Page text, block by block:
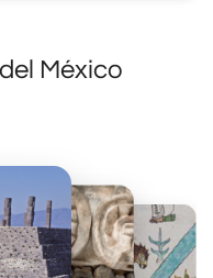
México